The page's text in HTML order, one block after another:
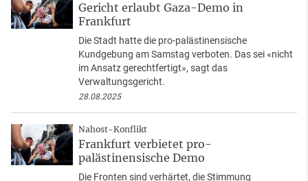
Gericht erlaubt Gaza-Demo in
Frankfurt
Die Stadt hatte die pro-palästinensische
Kundgebung am Samstag verboten. Das sei «nicht
im Ansatz gerechtfertigt», sagt das
Verwaltungsgericht.
28.08.2025
Nahost-Konflikt
Frankfurt verbietet pro-
palästinensische Demo
Die Fronten sind verhärtet, die Stimmung